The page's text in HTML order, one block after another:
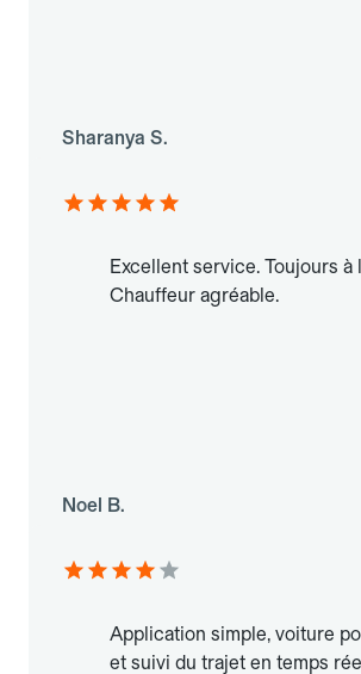
Sharanya S.
Excellent service. Toujours à
Chauffeur agréable.
Noel B.
Application simple, voiture
et suivi du trajet en temps